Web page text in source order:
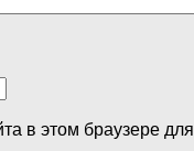
в этом браузере